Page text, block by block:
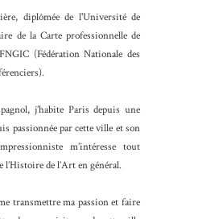
diplômée de l'Université de
de la Carte professionnelle de
(Fédération Nationale des
j’habite Paris depuis une
passionnée par cette ville et son
m’intéresse tout
de l’Art en général.
transmettre ma passion et faire